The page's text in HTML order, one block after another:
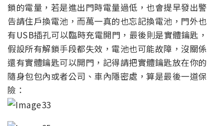
鎖的電量，若是進出門時電量過低，也會提早發出警
告請住戶換電池，而萬一真的也忘記換電池，門外也
有USB插孔可以臨時充電開門，最後則是實體鑰匙，
假設所有解鎖手段都失效，電池也可能故障，沒關係
還有實體鑰匙可以開門，記得請把實體鑰匙放在你的
隨身包包內或者公司、車內隱密處，算是最後一道保
險：